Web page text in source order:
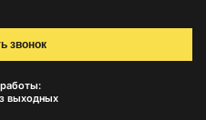
выходных
звонок